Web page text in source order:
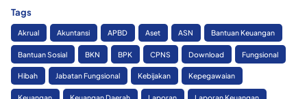
Tags
Akrual Akuntansi APBD Aset ASN Bantuan Keuangan
Bantuan Sosial BKN BPK CPNS Download Fungsional
Hibah Jabatan Fungsional Kebijakan Kepegawaian
Keuangan Keuangan Daerah Laporan Laporan Keuangan